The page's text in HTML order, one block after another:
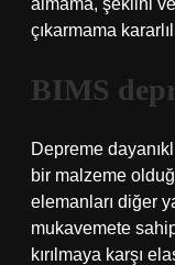
almama, şeklini
çıkarmama
BIMS
Depreme
bir malzeme
elemanları diğer
mukavemete
kırılmaya karşı